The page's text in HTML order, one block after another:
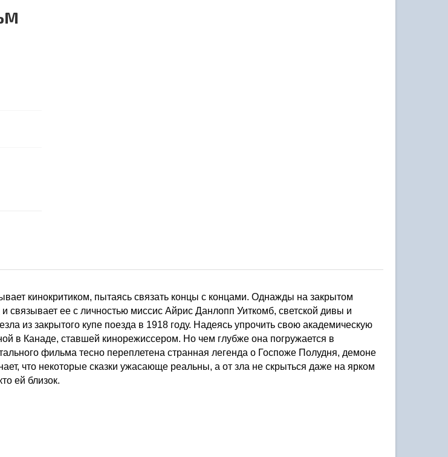
кинокритиком, пытаясь связать концы с концами. Однажды на закрытом
связывает ее с личностью миссис Айрис Данлопп Уиткомб, светской дивы и
из закрытого купе поезда в 1918 году. Надеясь упрочить свою академическую
в Канаде, ставшей кинорежиссером. Но чем глубже она погружается в
фильма тесно переплетена странная легенда о Госпоже Полудня, демоне
что некоторые сказки ужасающе реальны, а от зла не скрыться даже на ярком
ей близок.